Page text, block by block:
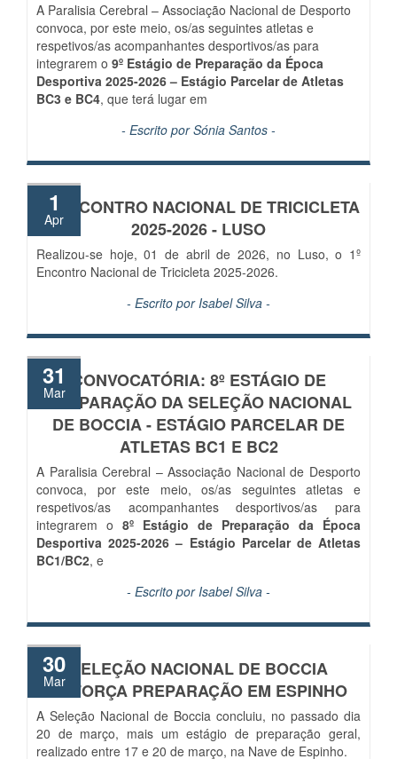
A Paralisia Cerebral – Associação Nacional de Desporto
convoca, por este meio, os/as seguintes atletas e
respetivos/as acompanhantes desportivos/as para
integrarem o 9º Estágio de Preparação da Época
Desportiva 2025-2026 – Estágio Parcelar de Atletas
BC3 e BC4, que terá lugar em
- Escrito porSónia Santos -
1º ENCONTRO NACIONAL DE TRICICLETA
2025-2026 - LUSO
1
Apr
Realizou-se hoje, 01 de abril de 2026, no Luso, o 1º
Encontro Nacional de Tricicleta 2025-2026.
- Escrito porIsabel Silva -
CONVOCATÓRIA: 8º ESTÁGIO DE
PREPARAÇÃO DA SELEÇÃO NACIONAL
DE BOCCIA - ESTÁGIO PARCELAR DE
ATLETAS BC1 E BC2
31
Mar
A Paralisia Cerebral – Associação Nacional de Desporto
convoca, por este meio, os/as seguintes atletas e
respetivos/as acompanhantes desportivos/as para
integrarem o 8º Estágio de Preparação da Época
Desportiva 2025-2026 – Estágio Parcelar de Atletas
BC1/BC2, e
- Escrito porIsabel Silva -
SELEÇÃO NACIONAL DE BOCCIA
REFORÇA PREPARAÇÃO EM ESPINHO
30
Mar
A Seleção Nacional de Boccia concluiu, no passado dia
20 de março, mais um estágio de preparação geral,
realizado entre 17 e 20 de março, na Nave de Espinho.